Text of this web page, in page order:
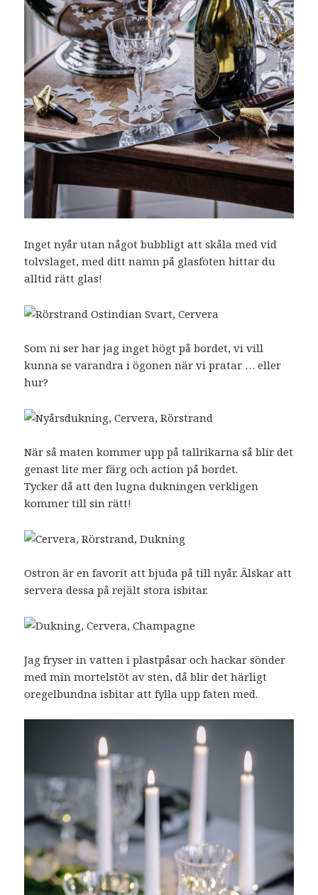
Inget nyår utan något bubbligt att skåla med vid
tolvslaget, med ditt namn på glasfoten hittar du
alltid rätt glas!
Som ni ser har jag inget högt på bordet, vi vill
kunna se varandra i ögonen när vi pratar … eller
hur?
När så maten kommer upp på tallrikarna så blir det
genast lite mer färg och action på bordet.
Tycker då att den lugna dukningen verkligen
kommer till sin rätt!
Ostron är en favorit att bjuda på till nyår. Älskar att
servera dessa på rejält stora isbitar.
Jag fryser in vatten i plastpåsar och hackar sönder
med min mortelstöt av sten, då blir det härligt
oregelbundna isbitar att fylla upp faten med.